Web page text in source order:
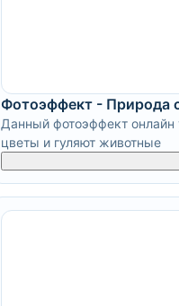
Фотоэффект - Природа
Данный фотоэффект онлайн
цветы и гуляют животные